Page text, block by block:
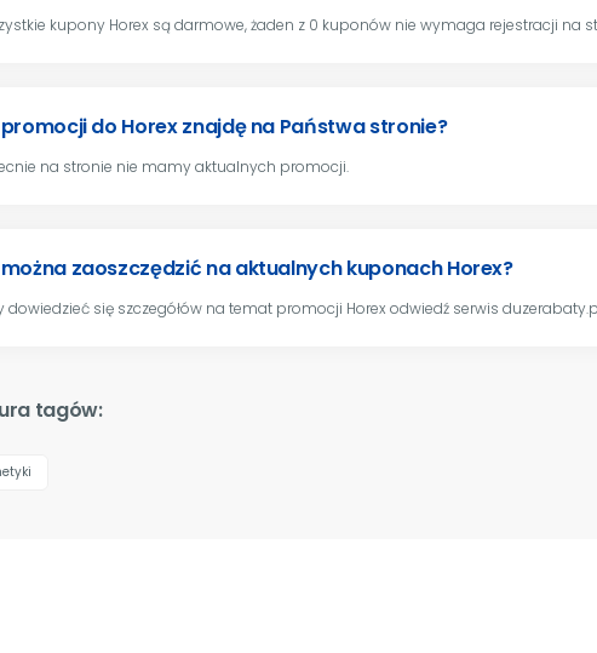
kupony Horex są darmowe, żaden z 0 kuponów nie wymaga rejestracji na
promocji do Horex znajdę na Państwa stronie?
na stronie nie mamy aktualnych promocji.
można zaoszczędzić na aktualnych kuponach Horex?
dowiedzieć się szczegółów na temat promocji Horex odwiedź serwis
tagów: